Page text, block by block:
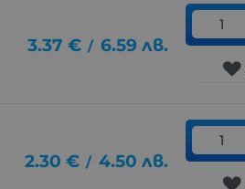
3.37 € / 6.59 лв.
2.30 € / 4.50 лв.